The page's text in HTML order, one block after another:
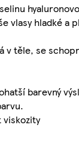
vlasy hladké
těle, se
barevný